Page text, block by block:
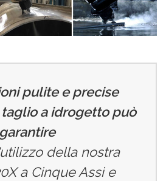
pulite e precise
a idrogetto può
garantire
della nostra
a Cinque Assi e